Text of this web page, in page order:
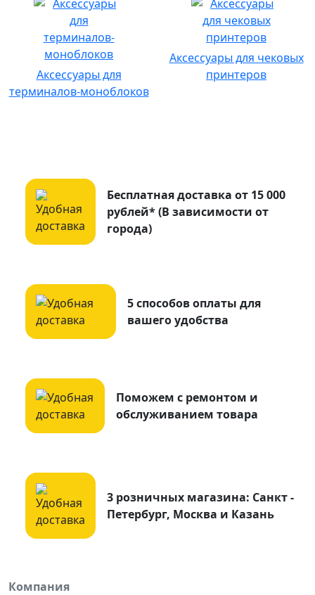
Аксессуары для
терминалов-моноблоков
Аксессуары для чековых
принтеров
Бесплатная доставка от 15 000
рублей* (В зависимости от
города)
5 способов оплаты для
вашего удобства
Поможем с ремонтом и
обслуживанием товара
3 розничных магазина: Санкт -
Петербург, Москва и Казань
Компания